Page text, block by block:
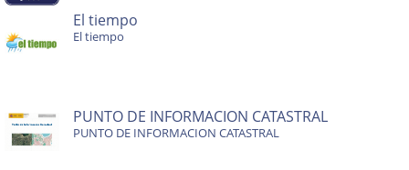
El tiempo
El tiempo
PUNTO DE INFORMACION CATASTRAL
PUNTO DE INFORMACION CATASTRAL